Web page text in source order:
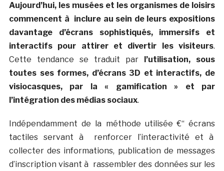
Aujourd’hui, les musées et les organismes de loisirs
commencent à inclure au sein de leurs expositions
davantage d’écrans sophistiqués, immersifs et
interactifs pour attirer et divertir les visiteurs.
Cette tendance se traduit par
l’utilisation, sous
toutes ses formes, d’écrans 3D et interactifs, de
visiocasques, par la « gamification » et par
l’intégration des médias sociaux.
Indépendamment de la méthode utilisée €“ écrans
tactiles servant à renforcer l’interactivité et à
collecter des informations, publication de messages
d’inscription visant à rassembler des données sur les